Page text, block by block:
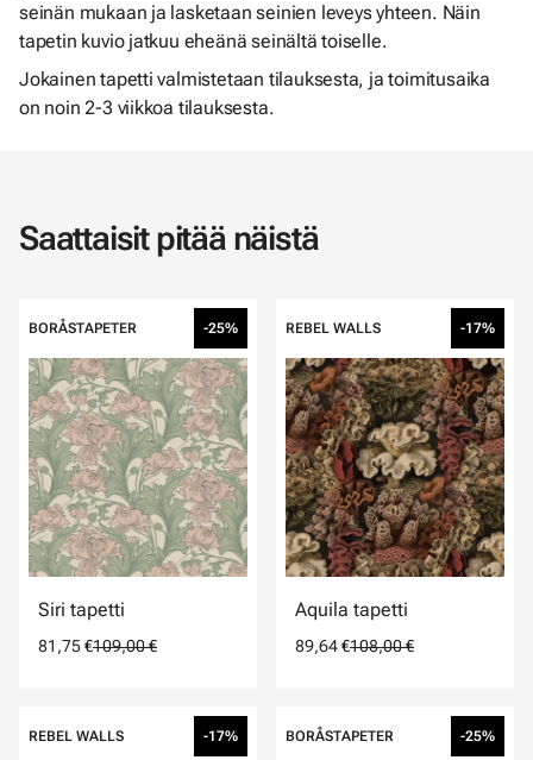
seinän mukaan ja lasketaan seinien leveys yhteen. Näin
tapetin kuvio jatkuu eheänä seinältä toiselle.
Jokainen tapetti valmistetaan tilauksesta, ja toimitusaika
on noin 2-3 viikkoa tilauksesta.
Saattaisit pitää näistä
BORÅSTAPETER -25%
Siri tapetti
81,75 €109,00 €
REBEL WALLS -17%
Aquila tapetti
89,64 €108,00 €
REBEL WALLS -17% BORÅSTAPETER -25%